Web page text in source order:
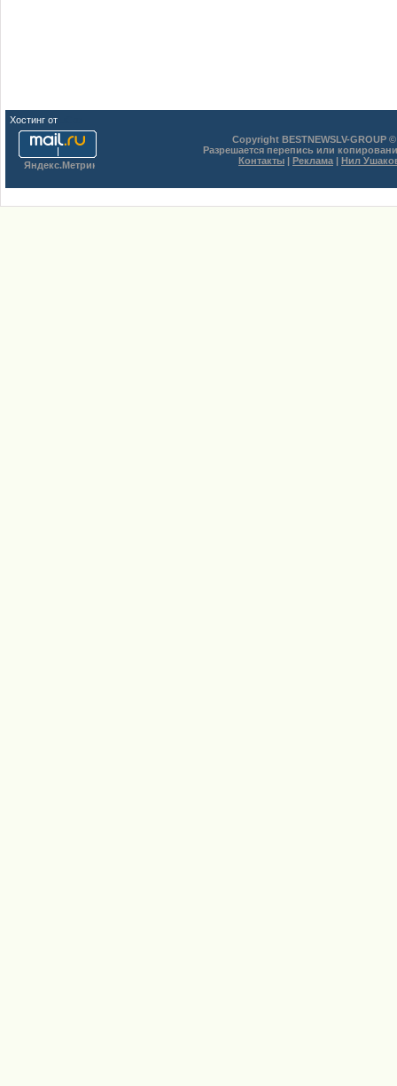
Хостинг от
Copyright BESTNEWSLV-GROUP
Разрешается перепись или
Контакты | Реклама | Нил